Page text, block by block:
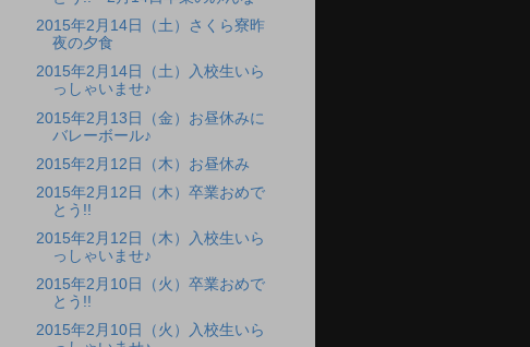
2015年2月14日（土）さくら寮昨
夜の夕食
2015年2月14日（土）入校生いら
っしゃいませ♪
2015年2月13日（金）お昼休みに
バレーボール♪
2015年2月12日（木）お昼休み
2015年2月12日（木）卒業おめで
とう!!
2015年2月12日（木）入校生いら
っしゃいませ♪
2015年2月10日（火）卒業おめで
とう!!
2015年2月10日（火）入校生いら